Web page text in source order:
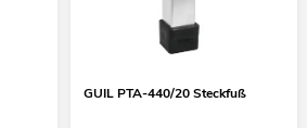
GUIL PTA-440/20 Steckfuß